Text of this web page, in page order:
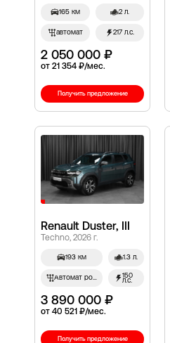
165 км 2 л.
автомат 217 л.с.
2 050 000 ₽
от 21 354 ₽/мес.
Получить предложение
Renault Duster, III
Techno, 2026 г.
193 км 1.3 л.
Автомат робот 150
л.с.
3 890 000 ₽
от 40 521 ₽/мес.
Получить предложение